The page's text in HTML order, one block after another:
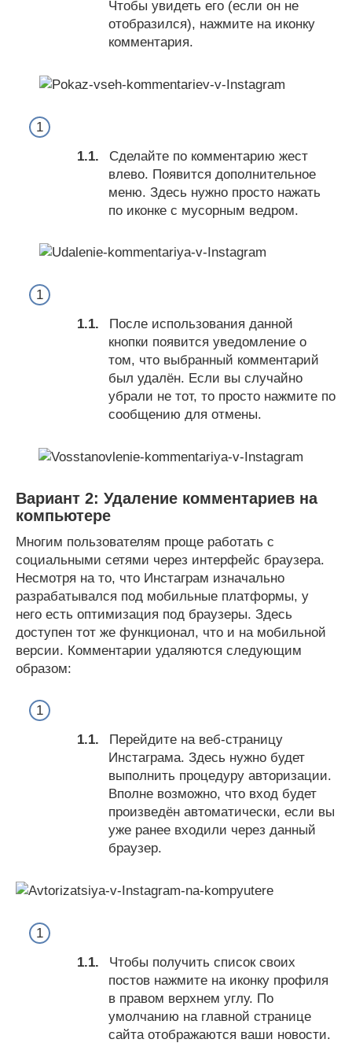
Чтобы увидеть его (если он не
отобразился), нажмите на иконку
комментария.
Сделайте по комментарию жест
влево. Появится дополнительное
меню. Здесь нужно просто нажать
по иконке с мусорным ведром.
После использования данной
кнопки появится уведомление о
том, что выбранный комментарий
был удалён. Если вы случайно
убрали не тот, то просто нажмите по
сообщению для отмены.
Вариант 2: Удаление комментариев на
компьютере
Многим пользователям проще работать с
социальными сетями через интерфейс браузера.
Несмотря на то, что Инстаграм изначально
разрабатывался под мобильные платформы, у
него есть оптимизация под браузеры. Здесь
доступен тот же функционал, что и на мобильной
версии. Комментарии удаляются следующим
образом:
Перейдите на веб-страницу
Инстаграма. Здесь нужно будет
выполнить процедуру авторизации.
Вполне возможно, что вход будет
произведён автоматически, если вы
уже ранее входили через данный
браузер.
Чтобы получить список своих
постов нажмите на иконку профиля
в правом верхнем углу. По
умолчанию на главной странице
сайта отображаются ваши новости.